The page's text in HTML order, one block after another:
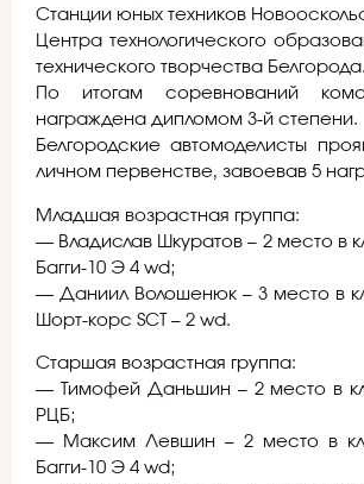
Станции юных техников
Центра технологического
технического творчества Белгорода.
По итогам соревнований
награждена дипломом 3-й степени.
Белгородские автомоделисты
личном первенстве, завоевав 5
Младшая возрастная группа:
— Владислав Шкуратов – 2 место в
Багги-10 Э 4 wd;
— Даниил Волошенюк – 3 место в
Шорт-корс SCT – 2 wd.
Старшая возрастная группа:
— Тимофей Даньшин – 2 место в
РЦБ;
— Максим Левшин – 2 место в
Багги-10 Э 4 wd;